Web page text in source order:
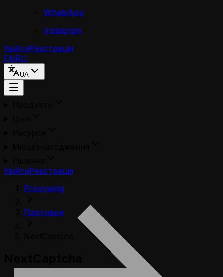
WhatsApp
Instagram
УвійтиРеєстрація
ENRU
UA
УвійтиРеєстрація
Proxywing
Партнери